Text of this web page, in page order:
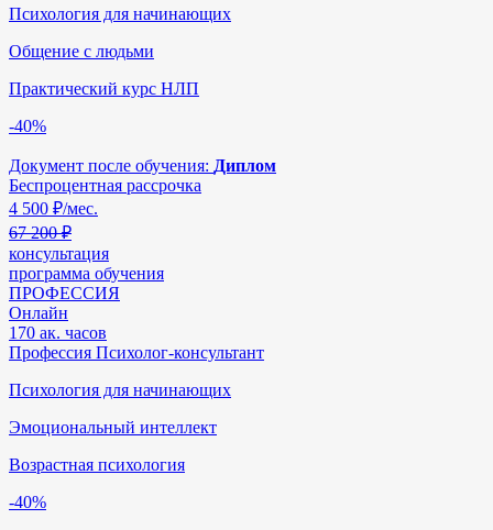
Психология для начинающих
Общение с людьми
Практический курс НЛП
-40%
Документ после обучения: Диплом
Беспроцентная рассрочка
4 500 ₽/мес.
67 200 ₽
консультация
программа обучения
ПРОФЕССИЯ
Онлайн
170 ак. часов
Профессия Психолог-консультант
Психология для начинающих
Эмоциональный интеллект
Возрастная психология
-40%